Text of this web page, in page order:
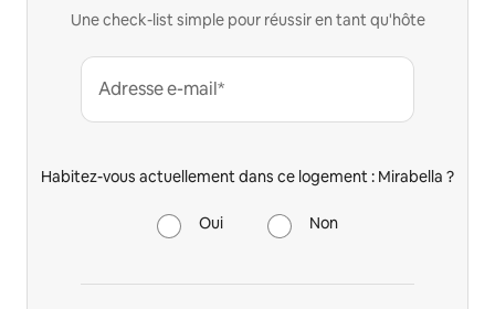
Une check-list simple pour réussir en tant qu'hôte
Adresse e-mail*
Habitez-vous actuellement dans ce logement : Mirabella ?
Oui Non